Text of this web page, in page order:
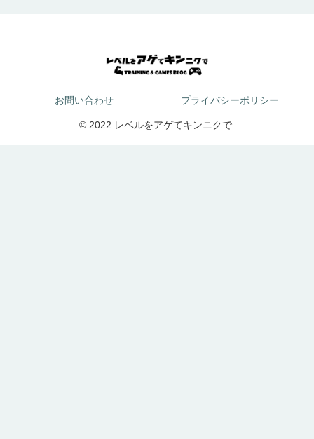
お問い合わせ プライバシーポリシー
© 2022 レベルをアゲてキンニクで.